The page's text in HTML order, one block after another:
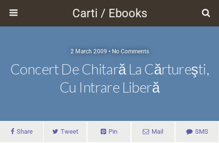
Carti / Ebooks
2 March 2009 • No Comments
Concert De Chitară La Cărtureşti,
Cu Intrare Liberă
Share Tweet Pin Mail SMS